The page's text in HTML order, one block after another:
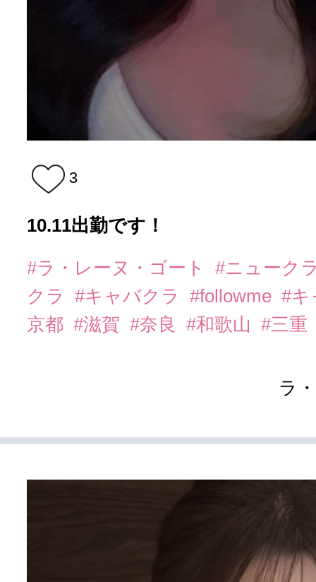
3
10.11出勤です！
#ラ・レーヌ・ゴート
#ニューク
クラ
#キャバクラ #followme #
京都 #滋賀 #奈良 #和歌山 #三重
ラ